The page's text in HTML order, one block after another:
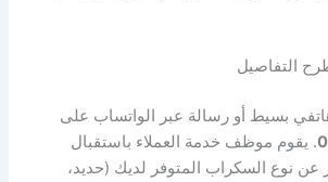
هاتفي بسيط أو رسالة عبر الواتساب على
. يقوم موظف خدمة العملاء باستقبال
عن نوع السكراب المتوفر لديك (حديد،